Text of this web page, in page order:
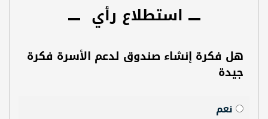
استطلاع رأي
هل فكرة إنشاء صندوق لدعم الأسرة فكرة
جيدة
نعم